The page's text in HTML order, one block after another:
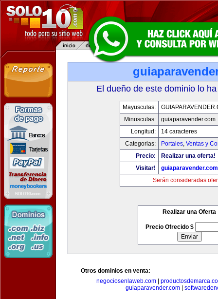
El dueño de este dominio lo
Mayusculas:
Minusculas:
guiaparavender.com
Longitud:
14 caracteres
Categorias:
Portales, Ventas y
Precio:
Realizar una oferta!
Visitar!
guiaparavender.com
Serán consideradas
Realizar una Oferta
Precio Ofrecido $
Otros dominios en venta:
negociosenlaweb.com
guiaparavender.com|